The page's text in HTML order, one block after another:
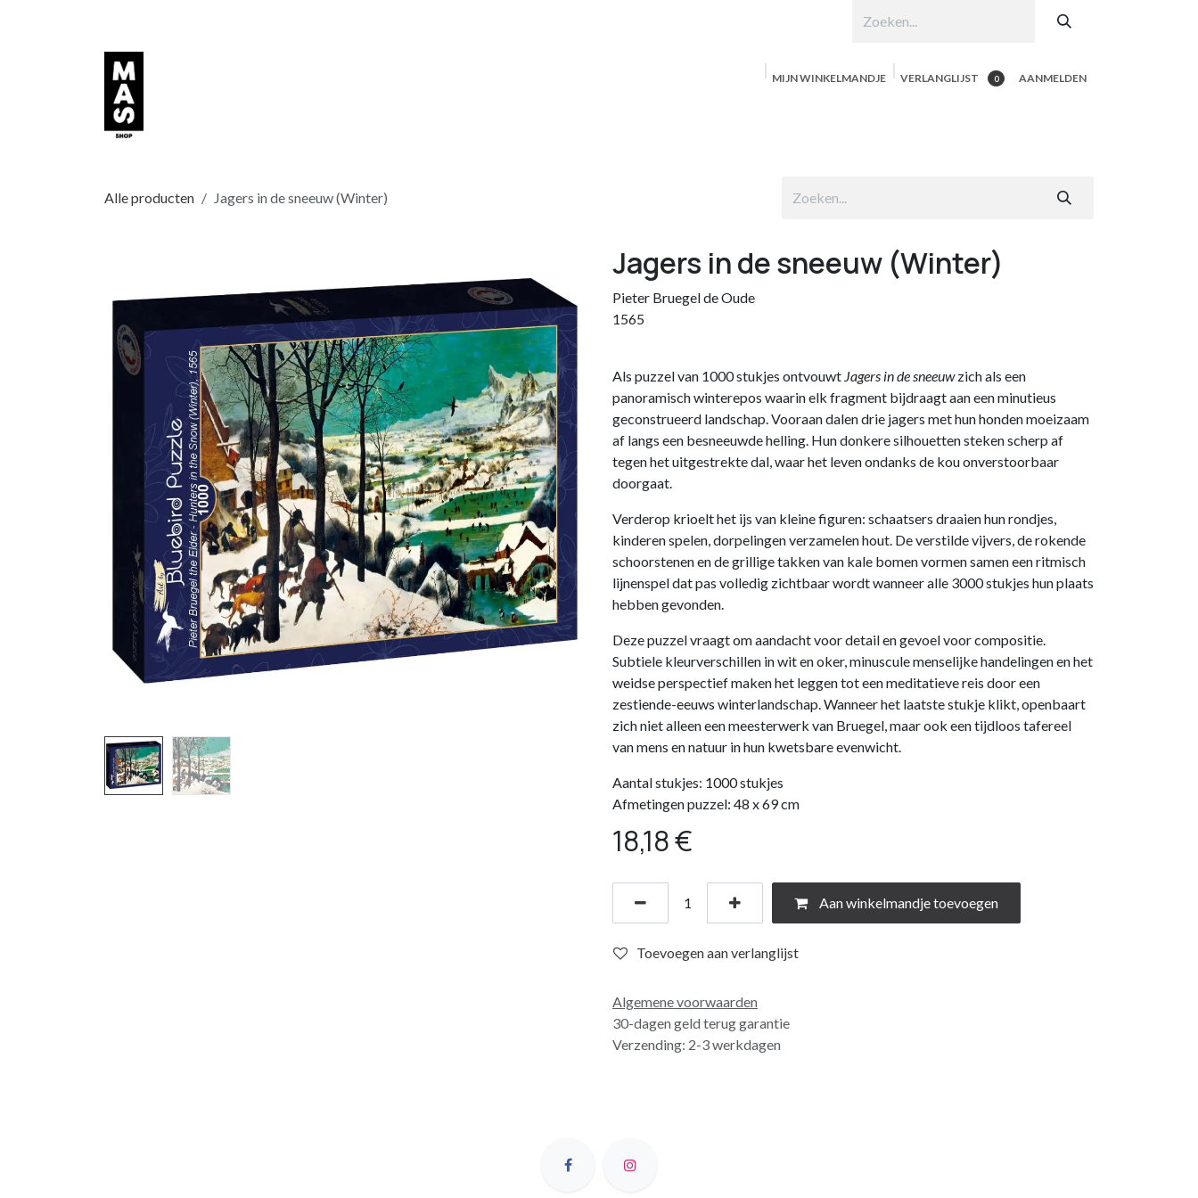
MIJN WINKELMANDJE 0
VERLANGLIJST AANMELDEN
Alle producten Jagers in de sneeuw (Winter)
Jagers in de sneeuw (Winter)
Pieter Bruegel de Oude
1565
Als puzzel van 1000 stukjes ontvouwt Jagers in de sneeuwzich als een
panoramisch winterepos waarin elk fragment bijdraagt aan een minutieus
geconstrueerd landschap. Vooraan dalen drie jagers met hun honden moeizaam
af langs een besneeuwde helling. Hun donkere silhouetten steken scherp af
tegen het uitgestrekte dal, waar het leven ondanks de kou onverstoorbaar
doorgaat.
Verderop krioelt het ijs van kleine figuren: schaatsers draaien hun rondjes,
kinderen spelen, dorpelingen verzamelen hout. De verstilde vijvers, de rokende
schoorstenen en de grillige takken van kale bomen vormen samen een ritmisch
lijnenspel dat pas volledig zichtbaar wordt wanneer alle 3000 stukjes hun plaats
hebben gevonden.
Deze puzzel vraagt om aandacht voor detail en gevoel voor compositie.
Subtiele kleurverschillen in wit en oker, minuscule menselijke handelingen en het
weidse perspectief maken het leggen tot een meditatieve reis door een
zestiende-eeuws winterlandschap. Wanneer het laatste stukje klikt, openbaart
zich niet alleen een meesterwerk van Bruegel, maar ook een tijdloos tafereel
van mens en natuur in hun kwetsbare evenwicht.
Aantal stukjes: 1000 stukjes
Afmetingen puzzel: 48 x 69 cm
18,18€
Aan winkelmandje toevoegen
Toevoegen aan verlanglijst
Algemene voorwaarden
30-dagen geld terug garantie
Verzending: 2-3 werkdagen